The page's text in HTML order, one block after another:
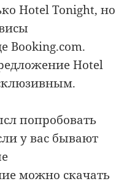
Hotel Tonight, но
Booking.com.
Hotel
попробовать
у вас бывают
можно скачать